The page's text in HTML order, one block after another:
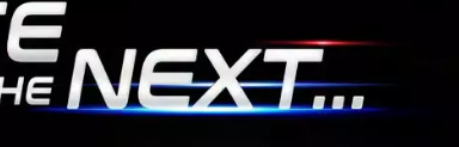
นี้อีกสองฉบับ ได้แก่ Magic Quardrant for Data
Quadrant for Data Science and Machine